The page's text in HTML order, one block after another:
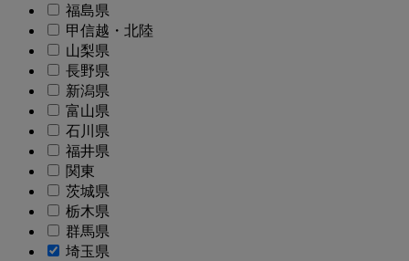
福島県
甲信越・北陸
山梨県
長野県
新潟県
富山県
石川県
福井県
関東
茨城県
栃木県
群馬県
埼玉県